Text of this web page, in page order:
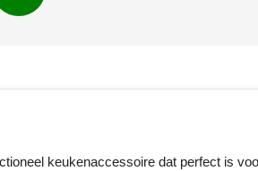
keukenaccessoire dat perfect is